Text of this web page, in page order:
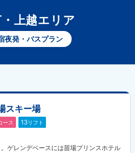
上越エリア
夜発・バスプラン
スキー場
ース 13リフト
ゲレンデベースには苗場プリンスホテル